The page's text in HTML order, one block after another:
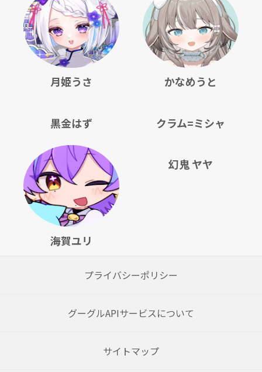
月姫うさ かなめうと
黒金はず クラム=ミシャ
海賀ユリ
幻鬼 ヤヤ
プライバシーポリシー
グーグルAPIサービスについて
サイトマップ